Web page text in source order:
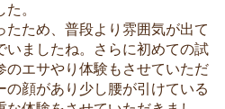
。
ため、普段より雰囲気が出て
いましたね。さらに初めての試
のエサやり体験もさせていただ
の顔があり少し腰が引けている